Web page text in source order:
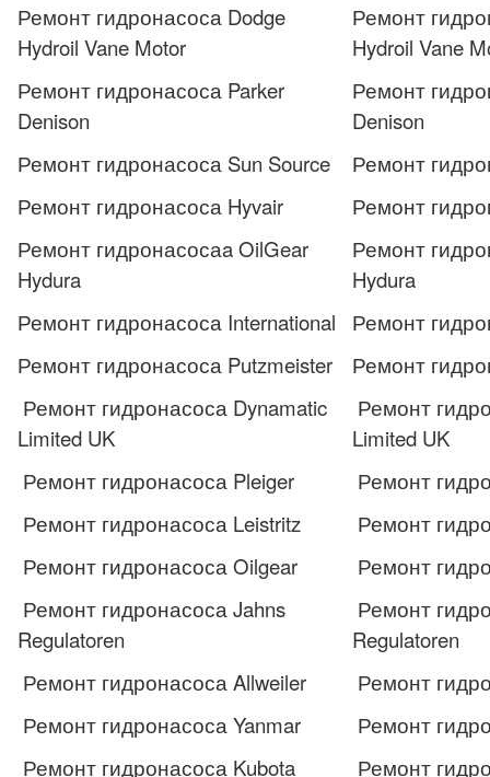
Ремонт гидронасоса Dodge
Hydroil Vane Motor
Ремонт
Hydroil Vane
Ремонт гидронасоса Parker
Denison
Ремонт
Denison
Ремонт гидронасоса Sun Source
Ремонт
Ремонт гидронасоса Hyvair
Ремонт
Ремонт гидронасосаa OilGear
Hydura
Ремонт
Hydura
Ремонт гидронасоса International
Ремонт
Ремонт гидронасоса Putzmeister
Ремонт
Ремонт гидронасоса Dynamatic
Limited UK
Ремонт
Limited UK
Ремонт гидронасоса Pleiger
Ремонт
Ремонт гидронасоса Leistritz
Ремонт
Ремонт гидронасоса Oilgear
Ремонт
Ремонт гидронасоса Jahns
Regulatoren
Ремонт
Regulatoren
Ремонт гидронасоса Allweiler
Ремонт
Ремонт гидронасоса Yanmar
Ремонт
Ремонт гидронасоса Kubota
Ремонт